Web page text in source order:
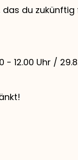
du
- 12.00 Uhr /